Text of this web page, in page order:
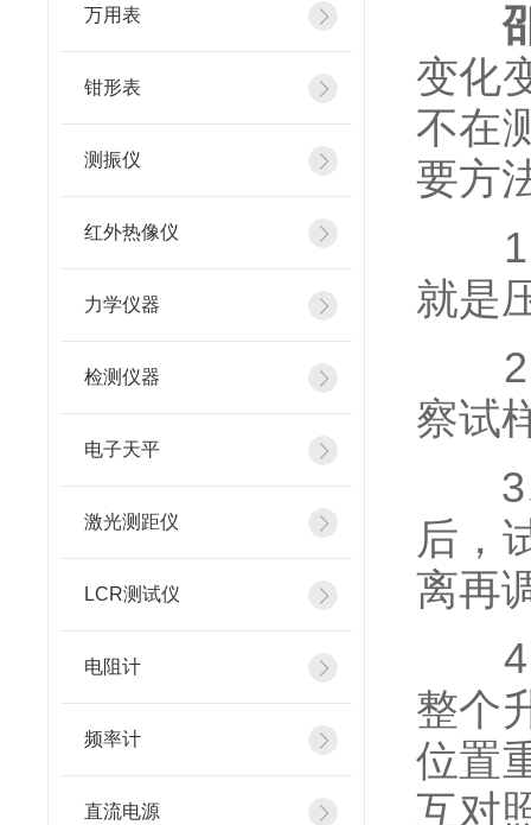
万用表
钳形表
测振仪
红外热像仪
力学仪器
检测仪器
电子天平
激光测距仪
LCR测试仪
电阻计
频率计
直流电源
变化
不在
要方
1、
就是
2、
察试
3、
后，
离再
4、
整个
位置
互对